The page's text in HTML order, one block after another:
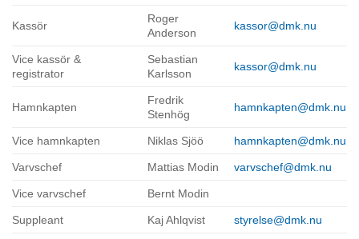
Kassör
Roger
Anderson
kassor@dmk.nu
Vice kassör &
registrator
Sebastian
Karlsson
kassor@dmk.nu
Hamnkapten
Fredrik
Stenhög
hamnkapten@dmk.nu
Vice hamnkapten Niklas Sjöö hamnkapten@dmk.nu
Varvschef Mattias Modin varvschef@dmk.nu
Vice varvschef Bernt Modin
Suppleant Kaj Ahlqvist styrelse@dmk.nu